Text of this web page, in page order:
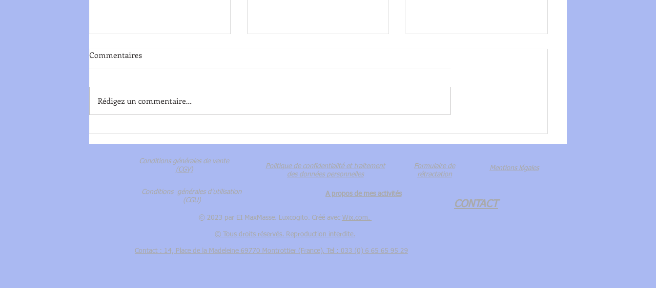
poétesse naturaliste
(01) L’efficience du collectif
Commentaires
Rédigez un commentaire...
Conditions générales de vente
(CGV)
Conditions générales d'utilisation
(CGU)
Politique de confidentialité et traitement
des données personnelles
Formulaire de
rétractation
Mentions légales
A propos de mes activités
CONTACT
© 2023 par EI MaxMasse. Luxcogito. Créé avec Wix.com.
© Tous droits réservés. Reproduction interdite.
Contact : 14, Place de la Madeleine 69770 Montrottier (France). Tel : 033 (0) 6 65 65 95 29